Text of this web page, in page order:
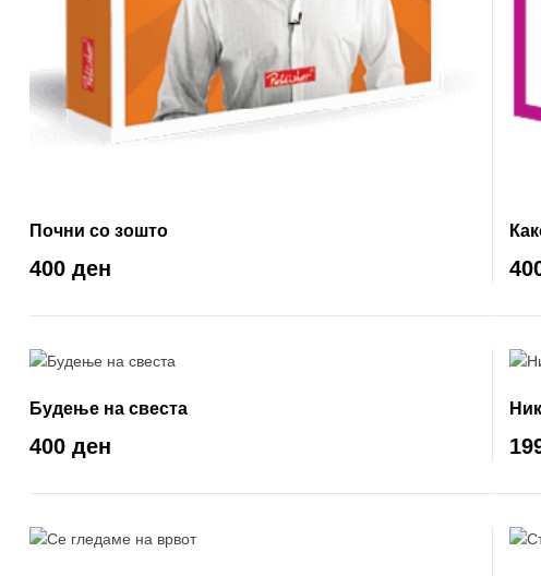
Почни со зошто
400 ден
Будење на свеста
400 ден